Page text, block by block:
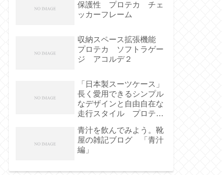
保護性 プロテカ チェ
ッカーフレーム
収納スペース拡張機能
プロテカ ソフトラゲー
ジ アコルデ２
「日本製スーツケース」
長く愛用できるシンプル
なデザインと自由自在な
走行スタイル プロテ
青汁を飲んでみよう。靴
屋の雑記ブログ 「青汁
編」